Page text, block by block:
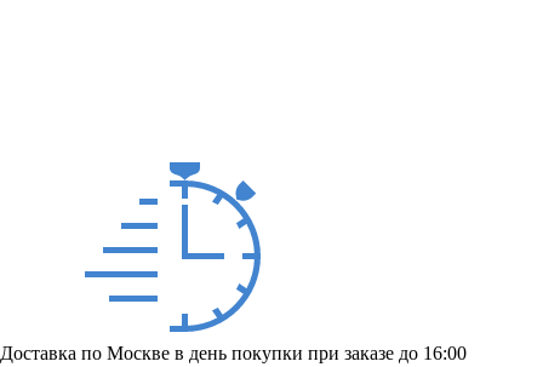
Доставка по Москве в день покупки при заказе до 16:00